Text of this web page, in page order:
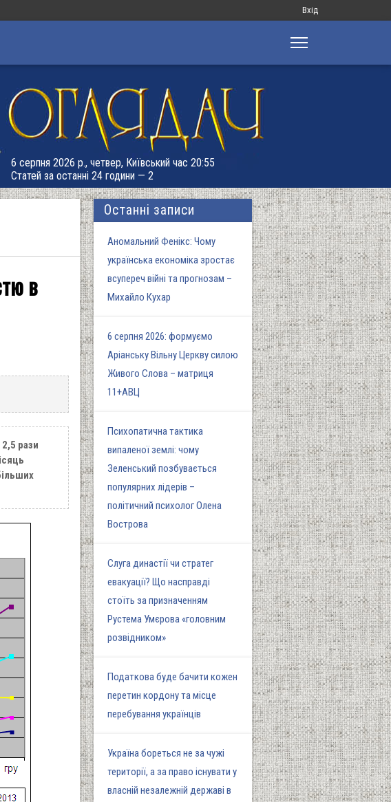
Меню
запису
Вхід
6 серпня 2026 р., четвер, Київський час 20:55
Статей за останні 24 години — 2
в
рази
Останні записи
Аномальний Фенікс: Чому
українська економіка зростає
всупереч війні та прогнозам –
Михайло Кухар
6 серпня 2026: формуємо
Аріанську Вільну Церкву силою
Живого Слова – матриця
11+АВЦ
Психопатична тактика
випаленої землі: чому
Зеленський позбувається
популярних лідерів –
політичний психолог Олена
Вострова
Слуга династії чи стратег
евакуації? Що насправді
стоїть за призначенням
Рустема Умєрова «головним
розвідником»
Податкова буде бачити кожен
перетин кордону та місце
перебування українців
Україна бореться не за чужі
території, а за право існувати у
власній незалежній державі в